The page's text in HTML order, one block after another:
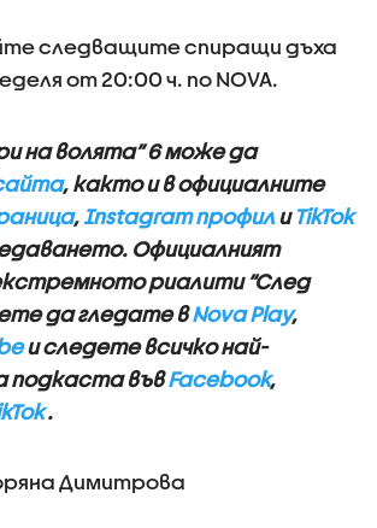
следващите спиращи дъха
от 20:00 ч. по NOVA.
на волята” 6 може да
, както и в официалните
, Instagram профил и TikTok
Официалният
риалити “След
да гледате вNova Play,
и следете всичко най-
подкаста въвFacebook,
.
Димитрова